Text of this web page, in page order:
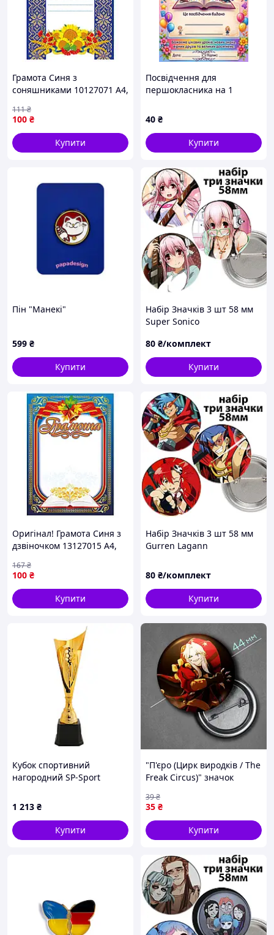
Грамота Синя з
соняшниками 10127071 А4,
м2 матовий
100 ₴
111₴
Купити
Посвідчення для
першокласника на 1
40 ₴
Купити
Пін "Манекі"
599 ₴
Купити
Набір Значків 3 шт 58 мм
Super Sonico
80 ₴/комплект
Купити
Оригінал! Грамота Синя з
дзвіночком 13127015 А4,
м2 матовий - Вища Якість!
100 ₴
167₴
Купити
Набір Значків 3 шт 58 мм
Gurren Lagann
80 ₴/комплект
Купити
Кубок спортивний
нагородний SP-Sport
1 213 ₴
Купити
"П'єро (Цирк виродків / The
Freak Circus)" значок
35 ₴
39₴
Купити